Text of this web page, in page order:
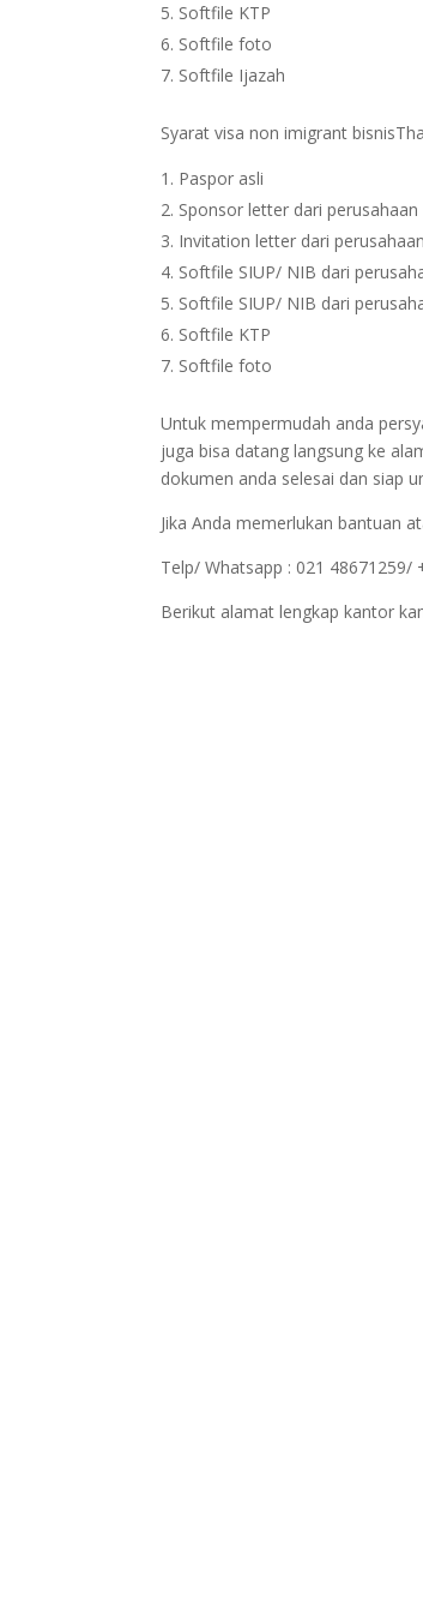
Softfile KTP
Softfile foto
Softfile Ijazah
Syarat visa non imigrant
Paspor asli
Sponsor letter dari perusahaan
Invitation letter dari
Softfile SIUP/ NIB dari
Softfile SIUP/ NIB dari
Softfile KTP
Softfile foto
Untuk mempermudah anda
juga bisa datang langsung ke
dokumen anda selesai dan siap
Jika Anda memerlukan bantuan
Telp/ Whatsapp : 021 48671259/
Berikut alamat lengkap kantor